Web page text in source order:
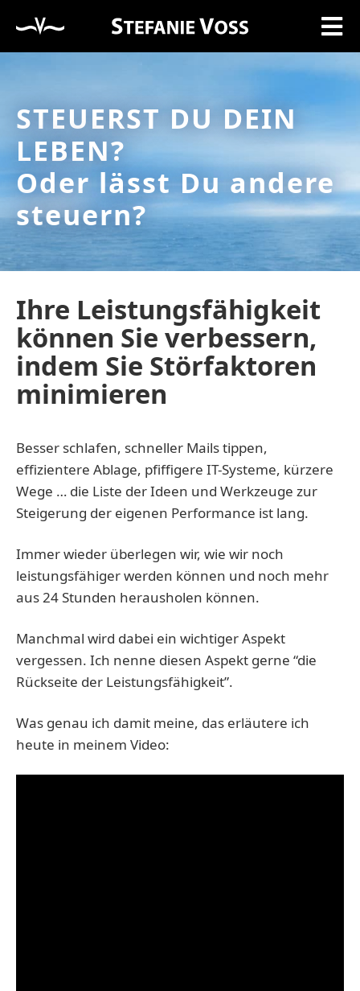
STEUERST DU DEIN
LEBEN?
Oder lässt Du andere
steuern?
Ihre Leistungsfähigkeit
können Sie verbessern,
indem Sie Störfaktoren
minimieren
Besser schlafen, schneller Mails tippen,
effizientere Ablage, pfiffigere IT-Systeme, kürzere
Wege … die Liste der Ideen und Werkzeuge zur
Steigerung der eigenen Performance ist lang.
Immer wieder überlegen wir, wie wir noch
leistungsfähiger werden können und noch mehr
aus 24 Stunden herausholen können.
Manchmal wird dabei ein wichtiger Aspekt
vergessen. Ich nenne diesen Aspekt gerne “die
Rückseite der Leistungsfähigkeit”.
Was genau ich damit meine, das erläutere ich
heute in meinem Video: